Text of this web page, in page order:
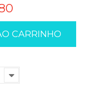
CARRINHO